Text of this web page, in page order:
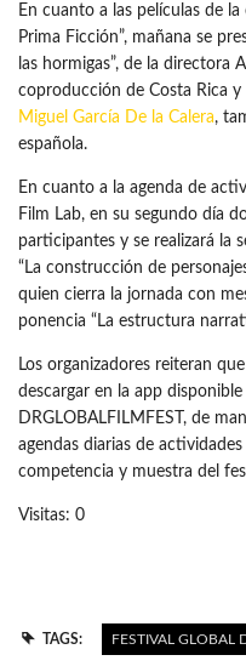
En cuanto a las películas de
Prima Ficción”, mañana se
las hormigas”, de la directora
coproducción de Costa Rica y
Miguel García De la Calera,
española.
En cuanto a la agenda de
Film Lab, en su segundo día
participantes y se realizará la
“La construcción de
quien cierra la jornada con
ponencia “La estructura
Los organizadores reiteran
descargar en la app
DRGLOBALFILMFEST, de
agendas diarias de
competencia y muestra del
Visitas: 0
TAGS: FESTIVAL GLOBAL